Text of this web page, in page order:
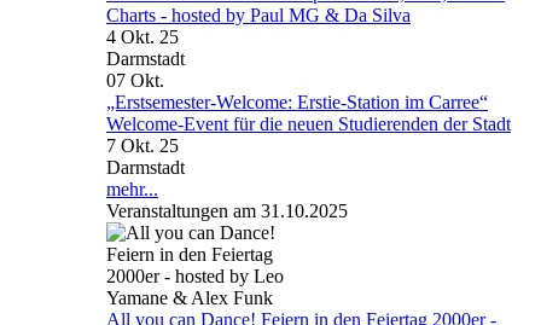
Charts - hosted by Paul MG & Da Silva
4 Okt. 25
Darmstadt
07 Okt.
„Erstsemester-Welcome: Erstie-Station im Carree“
Welcome-Event für die neuen Studierenden der Stadt
7 Okt. 25
Darmstadt
mehr...
Veranstaltungen am 31.10.2025
All you can Dance! Feiern in den Feiertag 2000er -